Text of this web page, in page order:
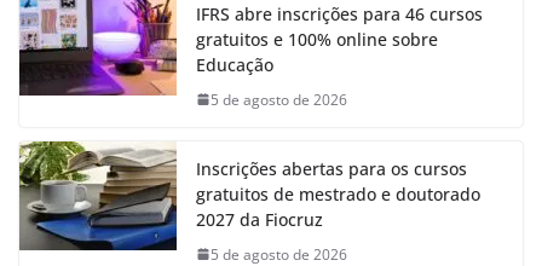
IFRS abre inscrições para 46 cursos
gratuitos e 100% online sobre
Educação
5 de agosto de 2026
Inscrições abertas para os cursos
gratuitos de mestrado e doutorado
2027 da Fiocruz
5 de agosto de 2026